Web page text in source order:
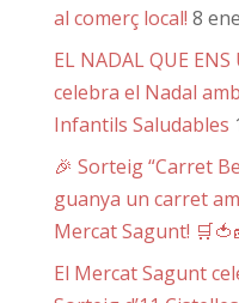
al comerç local! 8
EL NADAL QUE
celebra el Nadal
Infantils Saludables
🎉 Sorteig “Carret
guanya un carret
Mercat Sagunt!
El Mercat Sagunt